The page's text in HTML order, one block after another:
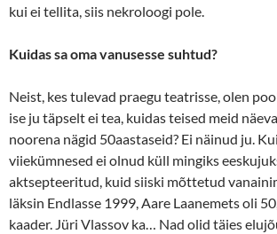
kui ei tellita, siis nekroloogi pole.
Kuidas sa oma vanusesse suhtud?
Neist, kes tulevad praegu teatrisse, olen
ise ju täpselt ei tea, kuidas teised meid
noorena nägid 50aastaseid? Ei näinud ju.
viiekümnesed ei olnud küll mingiks
aktsepteeritud, kuid siiski mõttetud
läksin Endlasse 1999, Aare Laanemets oli
kaader. Jüri Vlassov ka… Nad olid täies